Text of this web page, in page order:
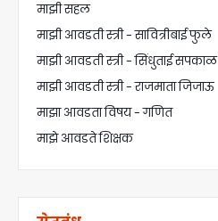
माझी सहल
माझी आवडती स्त्री - सावित्रीबाई फुले
माझी आवडती स्त्री - सिंधुताई सपकाळ
माझी आवडती स्त्री - राजमाता जिजाऊ
माझा आवडता विषय - गणित
माझे आवडते शिक्षक